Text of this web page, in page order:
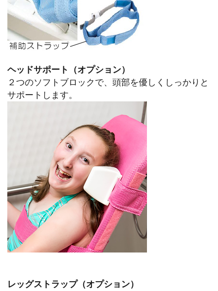
ヘッドサポート（オプション）
２つのソフトブロックで、頭部を優しくしっかりと
サポートします。
レッグストラップ（オプション）